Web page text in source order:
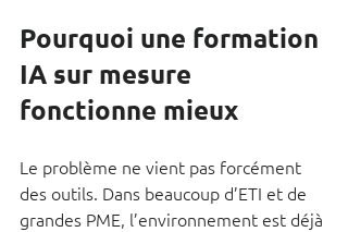
Pourquoi une formation
IA sur mesure
fonctionne mieux
Le problème ne vient pas forcément
des outils. Dans beaucoup d’ETI et de
grandes PME, l’environnement est déjà